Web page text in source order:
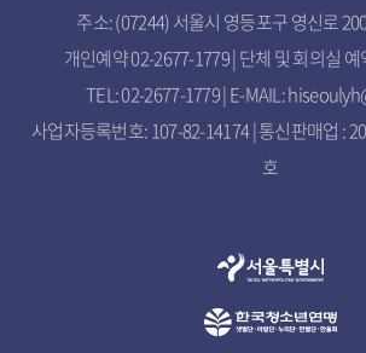
주소: (07244) 서울시 영등포구 영신로
개인예약 02-2677-1779 | 단체 및 회의실
TEL: 02-2677-1779 | E-MAIL:
사업자등록번호: 107-82-14174 | 통신판매업 :
호